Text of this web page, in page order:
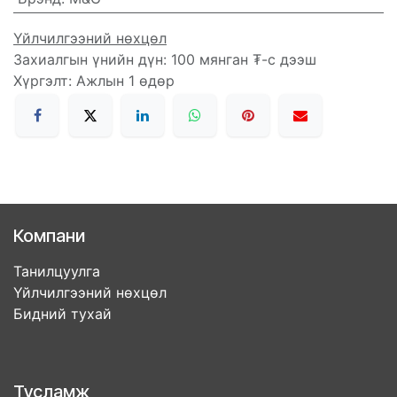
Үйлчилгээний нөхцөл
Захиалгын үнийн дүн: 100 мянган ₮-с дээш
Хүргэлт: Ажлын 1 өдөр
Компани
Танилцуулга
Үйлчилгээний нөхцөл
Бидний тухай
Тусламж